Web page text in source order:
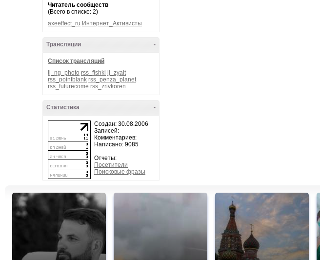
Читатель сообществ
(Всего в списке: 2)
axeeffect_ru Интернет_Активисты
-
Трансляции
Список трансляций
lj_ng_photo rss_fishki lj_zyalt
rss_pointblank rss_penza_planet
rss_futurecome rss_zrivkoren
-
Статистика
Создан: 30.08.2006
Записей:
Комментариев:
Написано: 9085
Отчеты:
Посетители
Поисковые фразы